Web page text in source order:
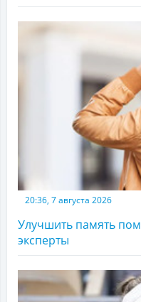
20:36, 7 августа 2026
Улучшить память
эксперты